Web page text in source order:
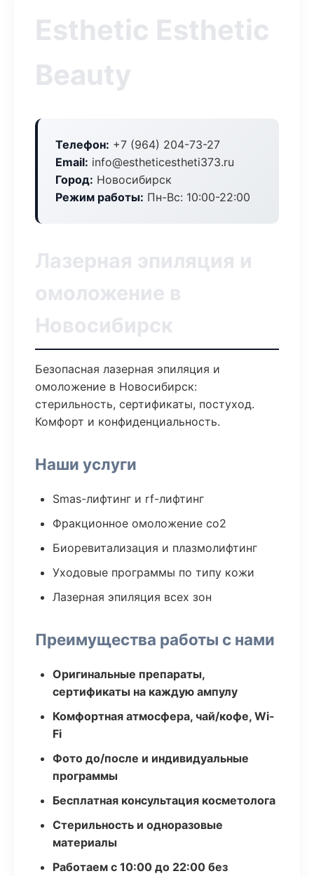
Esthetic Esthetic
Beauty
Телефон: +7 (964) 204-73-27
Email: info@estheticestheti373.ru
Город: Новосибирск
Режим работы: Пн-Вс: 10:00-22:00
Лазерная эпиляция и
омоложение в
Новосибирск
Безопасная лазерная эпиляция и
омоложение в Новосибирск:
стерильность, сертификаты, постуход.
Комфорт и конфиденциальность.
Наши услуги
Smas-лифтинг и rf-лифтинг
Фракционное омоложение co2
Биоревитализация и плазмолифтинг
Уходовые программы по типу кожи
Лазерная эпиляция всех зон
Преимущества работы с нами
Оригинальные препараты,
сертификаты на каждую ампулу
Комфортная атмосфера, чай/кофе, Wi-
Fi
Фото до/после и индивидуальные
программы
Бесплатная консультация косметолога
Стерильность и одноразовые
материалы
Работаем с 10:00 до 22:00 без